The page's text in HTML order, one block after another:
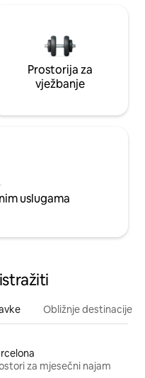
Prostorija za
vježbanje
uslugama
Obližnje destinacije
za mjesečni najam